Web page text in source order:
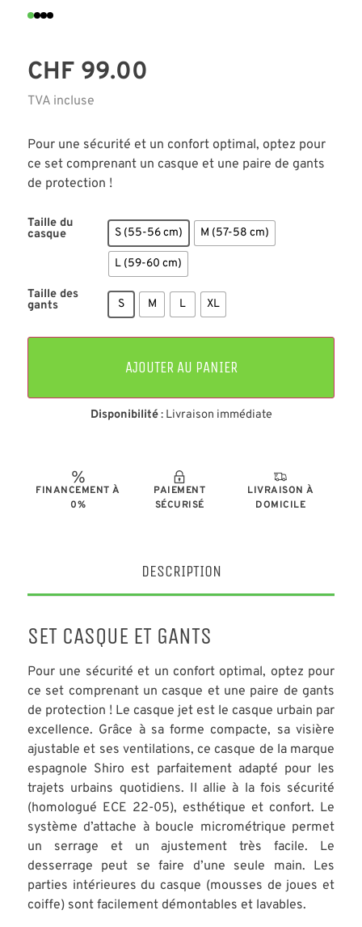
CHF 99.00
TVA incluse
Pour une sécurité et un confort optimal, optez pour
ce set comprenant un casque et une paire de gants
de protection !
Taille du
casque S (55-56 cm) M (57-58 cm)
L (59-60 cm)
Taille des
gants S M L XL
AJOUTER AU PANIER
Disponibilité: Livraison immédiate
FINANCEMENT À
0%
PAIEMENT
SÉCURISÉ
LIVRAISON À
DOMICILE
DESCRIPTION
SET CASQUE ET GANTS
Pour une sécurité et un confort optimal, optez pour
ce set comprenant un casque et une paire de gants
de protection ! Le casque jet est le casque urbain par
excellence. Grâce à sa forme compacte, sa visière
ajustable et ses ventilations, ce casque de la marque
espagnole Shiro est parfaitement adapté pour les
trajets urbains quotidiens. Il allie à la fois sécurité
(homologué ECE 22-05), esthétique et confort. Le
système d’attache à boucle micrométrique permet
un serrage et un ajustement très facile. Le
desserrage peut se faire d’une seule main. Les
parties intérieures du casque (mousses de joues et
coiffe) sont facilement démontables et lavables.